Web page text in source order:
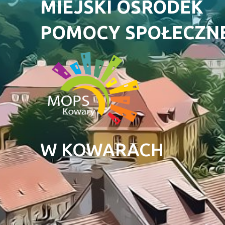
MIEJSKI OŚRODEK
POMOCY
W KOWARACH